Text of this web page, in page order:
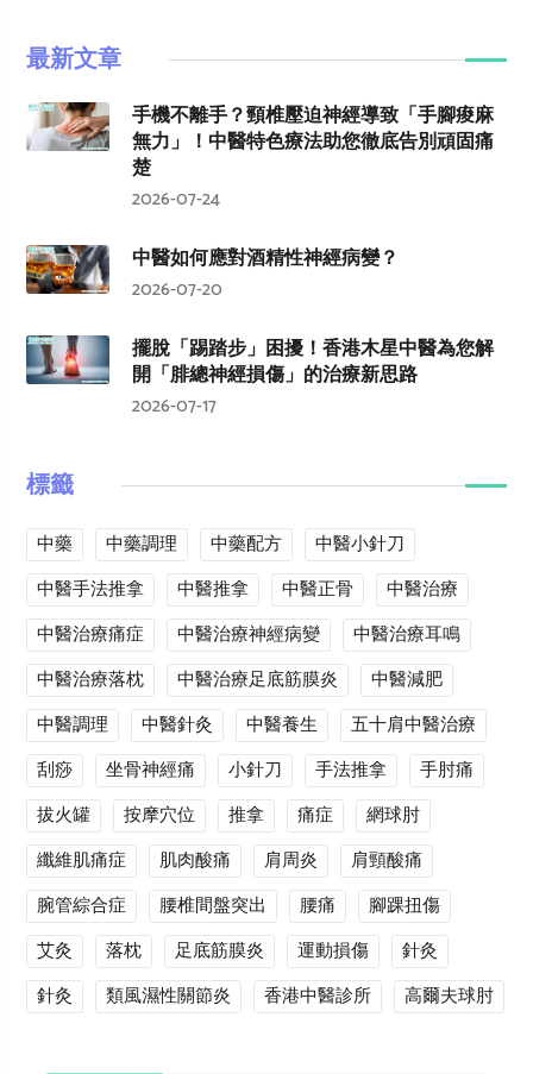
最新文章
手機不離手？頸椎壓迫神經導致「手腳痠麻
無力」！中醫特色療法助您徹底告別頑固痛
楚
2026-07-24
中醫如何應對酒精性神經病變？
2026-07-20
擺脫「踢踏步」困擾！香港木星中醫為您解
開「腓總神經損傷」的治療新思路
2026-07-17
標籤
中藥 中藥調理 中藥配方
中醫小針刀
中醫手法推拿
中醫推拿 中醫正骨
中醫治療
中醫治療痛症
中醫治療神經病變
中醫治療耳鳴
中醫治療落枕
中醫治療足底筋膜炎
中醫減肥
中醫調理
中醫針灸 中醫養生
五十肩中醫治療
刮痧
坐骨神經痛 小針刀 手法推拿
手肘痛
拔火罐
按摩穴位 推拿 痛症
網球肘
纖維肌痛症
肌肉酸痛 肩周炎
肩頸酸痛
腕管綜合症
腰椎間盤突出 腰痛
腳踝扭傷
艾灸
落枕 足底筋膜炎 運動損傷
針灸
針灸
類風濕性關節炎 香港中醫診所 高爾夫球肘